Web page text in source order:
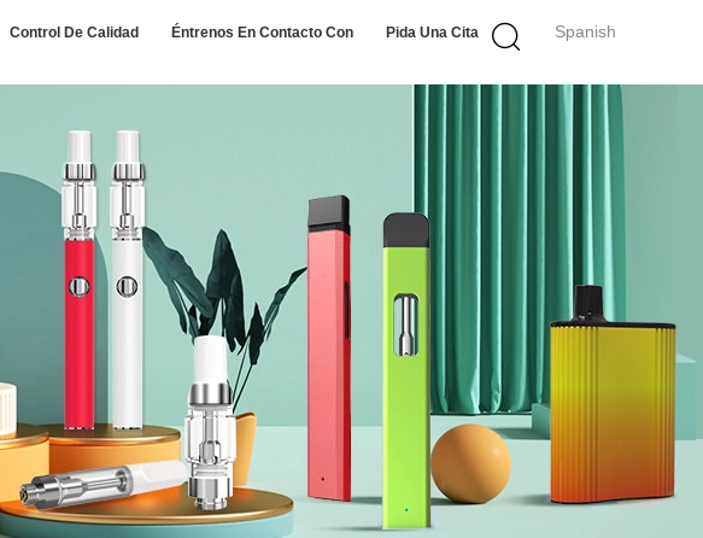
Spanish
Control De Calidad Éntrenos En Contacto Con Pida Una Cita